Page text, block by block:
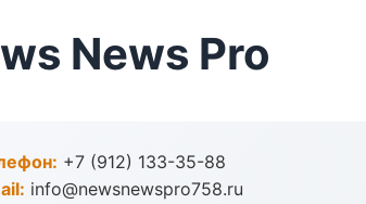
News Pro
+7 (912) 133-35-88
info@newsnewspro758.ru